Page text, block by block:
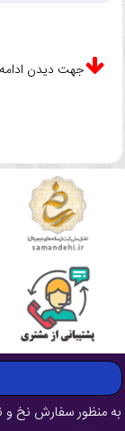
جهت دیدن
به منظور سفارش نخ و